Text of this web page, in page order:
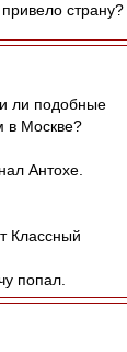
страну?
ли подобные
в Москве?
Антохе.
Классный
попал.